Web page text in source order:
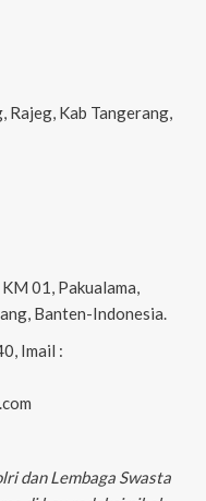
Rajeg, Kab Tangerang,
01, Pakualama,
Banten-Indonesia.
Imail :
dan Lembaga Swasta